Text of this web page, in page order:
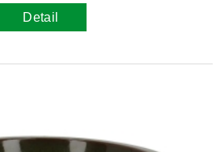
Detail